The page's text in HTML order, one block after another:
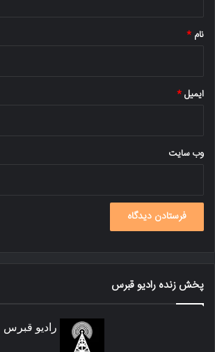
نام *
ایمیل*
وب‌ سایت
پخش زنده رادیو قبرس
رادیو قبرس